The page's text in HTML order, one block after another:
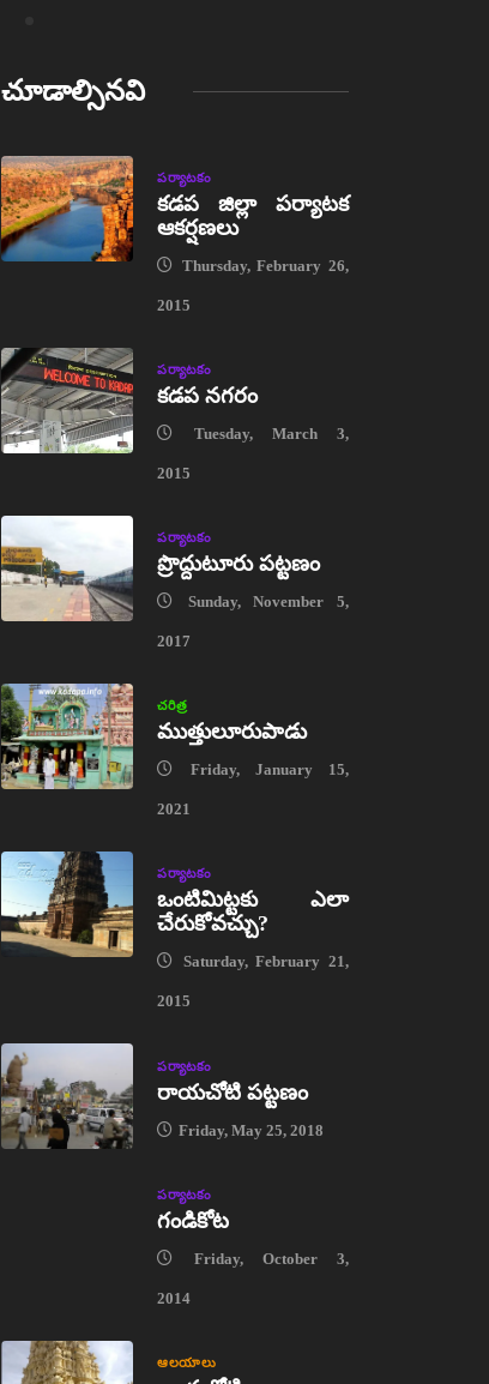
చూడాల్సినవి
పర్యాటకం
కడప జిల్లా పర్యాటక
ఆకర్షణలు
Thursday, February 26,
2015
పర్యాటకం
కడప నగరం
Tuesday, March 3,
2015
పర్యాటకం
ప్రొద్దుటూరు పట్టణం
Sunday, November 5,
2017
చరిత్ర
ముత్తులూరుపాడు
Friday, January 15,
2021
పర్యాటకం
ఒంటిమిట్టకు ఎలా
చేరుకోవచ్చు?
Saturday, February 21,
2015
పర్యాటకం
రాయచోటి పట్టణం
Friday, May 25, 2018
పర్యాటకం
గండికోట
Friday, October 3,
2014
ఆలయాలు